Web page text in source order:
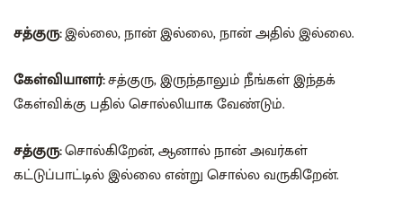
சத்குரு:இல்லை, நான் இல்லை, நான் அதில் இல்லை.
கேள்வியாளர்:சத்குரு, இருந்தாலும் நீங்கள் இந்தக்
கேள்விக்கு பதில் சொல்லியாக வேண்டும்.
சத்குரு:சொல்கிறேன், ஆனால் நான் அவர்கள்
கட்டுப்பாட்டில் இல்லை என்று சொல்ல வருகிறேன்.